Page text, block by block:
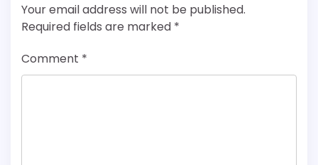
Your email address will not be published.
Required fields are marked *
Comment *